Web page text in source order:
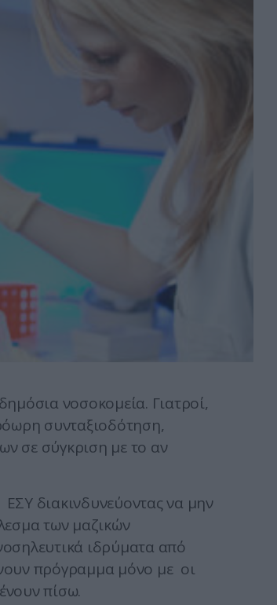
νοσοκομεία. Γιατροί,
συνταξιοδότηση,
σε σύγκριση με το αν
διακινδυνεύοντας να μην
των μαζικών
ιδρύματα από
πρόγραμμα μόνο με οι
πίσω.